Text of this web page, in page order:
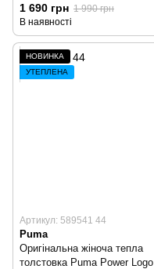
1 690 грн 1 990 грн
В наявності
НОВИНКА
УТЕПЛЕНА
Артикул: 589541 44
Puma
Оригінальна жіноча тепла
толстовка Puma Power Logo